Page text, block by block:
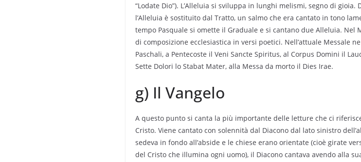
“Lodate Dio”). L’Alleluia si sviluppa in lunghi melismi, segno di
l’Alleluia è sostituito dal Tratto, un salmo che era cantato in tono
tempo Pasquale si omette il Graduale e si cantano due Alleluia. Nel
di composizione ecclesiastica in versi poetici. Nell’attuale Messale
Paschali, a Pentecoste il Veni Sancte Spiritus, al Corpus Domini il
Sette Dolori lo Stabat Mater, alla Messa da morto il Dies Irae.
g) Il Vangelo
A questo punto si canta la più importante delle letture che ci
Cristo. Viene cantato con solennità dal Diacono dal lato sinistro
sedeva in fondo all’abside e le chiese erano orientate (cioè girate
del Cristo che illumina ogni uomo), il Diacono cantava avendo alla